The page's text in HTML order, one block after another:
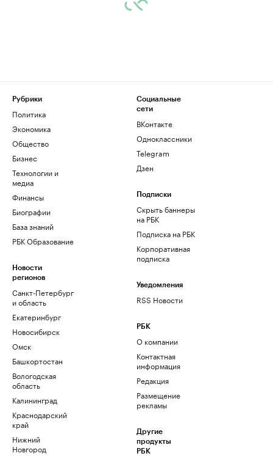
Рубрики
Политика
Экономика
Общество
Бизнес
Технологии и
медиа
Финансы
Биографии
База знаний
РБК Образование
Новости
регионов
Санкт-Петербург
и область
Екатеринбург
Новосибирск
Омск
Башкортостан
Вологодская
область
Калининград
Краснодарский
край
Нижний
Новгород
Социальные
сети
ВКонтакте
Одноклассники
Telegram
Дзен
Подписки
Скрыть баннеры
на РБК
Подписка на РБК
Корпоративная
подписка
Уведомления
RSS Новости
РБК
О компании
Контактная
информация
Редакция
Размещение
рекламы
Другие
продукты
РБК